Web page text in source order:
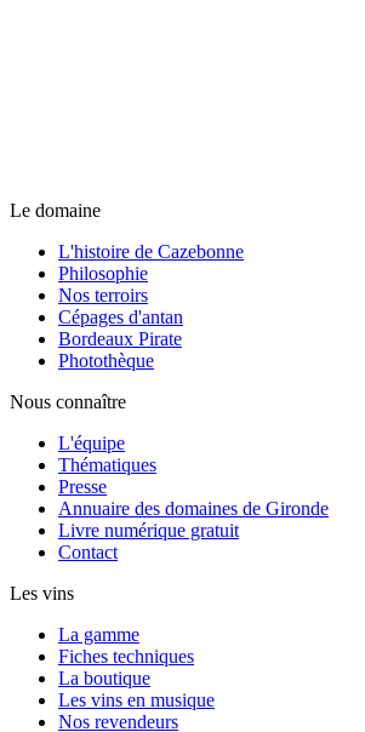
Le domaine
L'histoire de Cazebonne
Philosophie
Nos terroirs
Cépages d'antan
Bordeaux Pirate
Photothèque
Nous connaître
L'équipe
Thématiques
Presse
Annuaire des domaines de Gironde
Livre numérique gratuit
Contact
Les vins
La gamme
Fiches techniques
La boutique
Les vins en musique
Nos revendeurs